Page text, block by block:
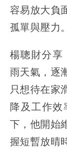
容易放大負
孤單與壓力。
楊聰財分享
雨天氣，逐
只想待在家
降及工作
下，他開始
握短暫放晴